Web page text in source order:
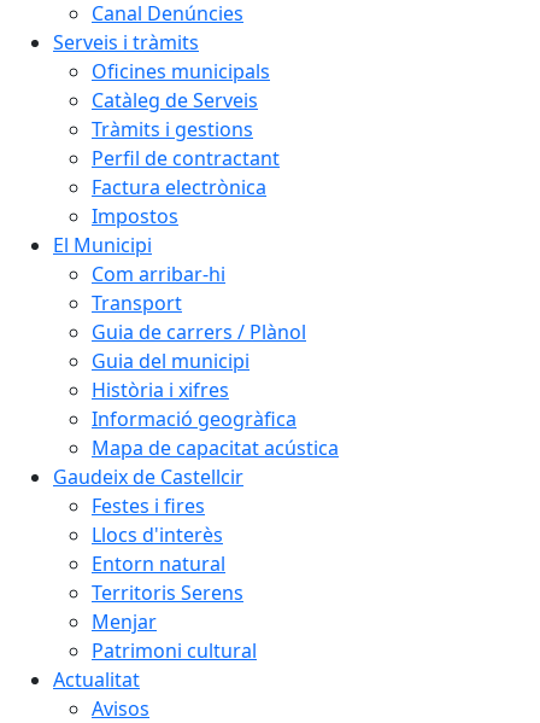
Canal Denúncies
Serveis i tràmits
Oficines municipals
Catàleg de Serveis
Tràmits i gestions
Perfil de contractant
Factura electrònica
Impostos
El Municipi
Com arribar-hi
Transport
Guia de carrers / Plànol
Guia del municipi
Història i xifres
Informació geogràfica
Mapa de capacitat acústica
Gaudeix de Castellcir
Festes i fires
Llocs d'interès
Entorn natural
Territoris Serens
Menjar
Patrimoni cultural
Actualitat
Avisos